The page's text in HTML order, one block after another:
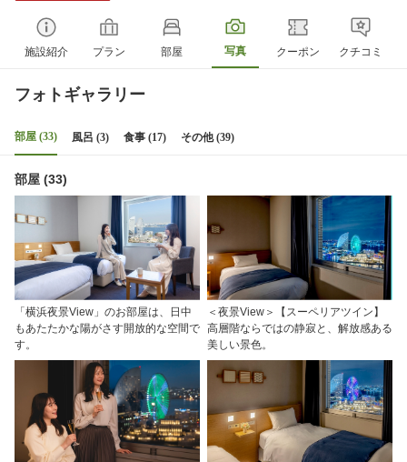
施設紹介 プラン 部屋 写真 クーポン クチコミ
フォトギャラリー
部屋 (33) 風呂 (3) 食事 (17) その他 (39)
部屋 (33)
「横浜夜景View」のお部屋は、日中
もあたたかな陽がさす開放的な空間で
す。
＜夜景View＞【スーペリアツイン】
高層階ならではの静寂と、解放感ある
美しい景色。